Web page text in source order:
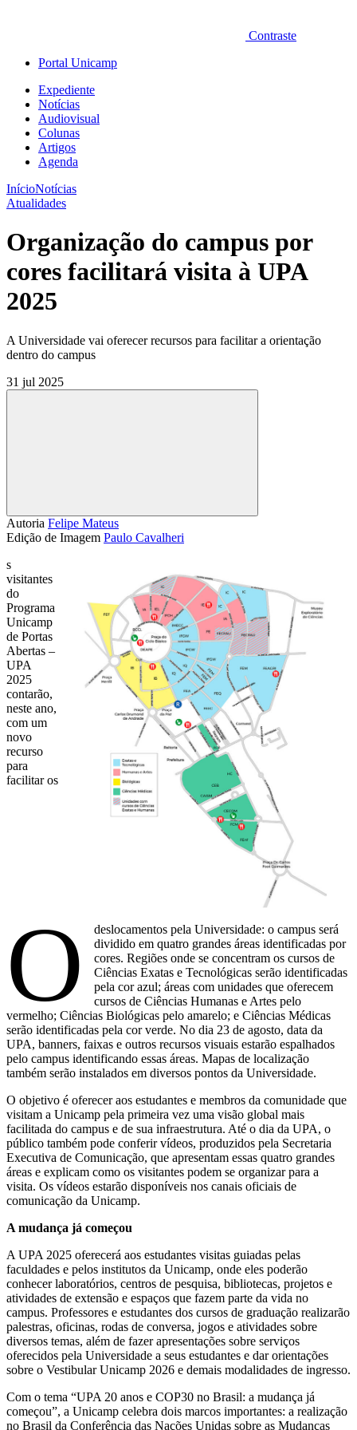
Contraste
Portal Unicamp
Expediente
Notícias
Audiovisual
Colunas
Artigos
Agenda
InícioNotícias
Atualidades
Organização do campus por
cores facilitará visita à UPA
2025
A Universidade vai oferecer recursos para facilitar a orientação
dentro do campus
31 jul 2025
Compartilhar
Autoria Felipe Mateus
Edição de Imagem Paulo Cavalheri
O
s
visitantes
do
Programa
Unicamp
de Portas
Abertas –
UPA
2025
contarão,
neste ano,
com um
novo
recurso
para
facilitar os
deslocamentos pela Universidade: o campus será
dividido em quatro grandes áreas identificadas por
cores. Regiões onde se concentram os cursos de
Ciências Exatas e Tecnológicas serão identificadas
pela cor azul; áreas com unidades que oferecem
cursos de Ciências Humanas e Artes pelo
vermelho; Ciências Biológicas pelo amarelo; e Ciências Médicas
serão identificadas pela cor verde. No dia 23 de agosto, data da
UPA, banners, faixas e outros recursos visuais estarão espalhados
pelo campus identificando essas áreas. Mapas de localização
também serão instalados em diversos pontos da Universidade.
O objetivo é oferecer aos estudantes e membros da comunidade que
visitam a Unicamp pela primeira vez uma visão global mais
facilitada do campus e de sua infraestrutura. Até o dia da UPA, o
público também pode conferir vídeos, produzidos pela Secretaria
Executiva de Comunicação, que apresentam essas quatro grandes
áreas e explicam como os visitantes podem se organizar para a
visita. Os vídeos estarão disponíveis nos canais oficiais de
comunicação da Unicamp.
A mudança já começou
A UPA 2025 oferecerá aos estudantes visitas guiadas pelas
faculdades e pelos institutos da Unicamp, onde eles poderão
conhecer laboratórios, centros de pesquisa, bibliotecas, projetos e
atividades de extensão e espaços que fazem parte da vida no
campus. Professores e estudantes dos cursos de graduação realizarão
palestras, oficinas, rodas de conversa, jogos e atividades sobre
diversos temas, além de fazer apresentações sobre serviços
oferecidos pela Universidade a seus estudantes e dar orientações
sobre o Vestibular Unicamp 2026 e demais modalidades de ingresso.
Com o tema “UPA 20 anos e COP30 no Brasil: a mudança já
começou”, a Unicamp celebra dois marcos importantes: a realização
no Brasil da Conferência das Nações Unidas sobre as Mudanças